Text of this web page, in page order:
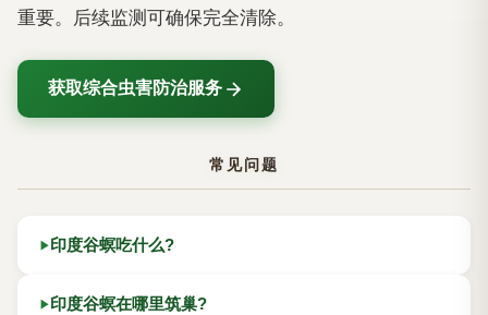
重要。后续监测可确保完全清除。
获取综合虫害防治服务
常见问题
印度谷螟吃什么?
印度谷螟在哪里筑巢?